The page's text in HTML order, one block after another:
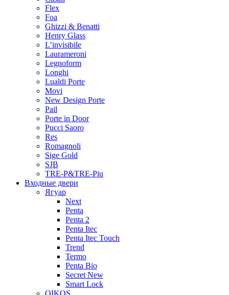
Flex
Foa
Ghizzi & Benatti
Henry Glass
L’invisibile
Laurameroni
Legnoform
Longhi
Lualdi Porte
Movi
New Design Porte
Pail
Porte in Door
Pucci Saoro
Res
Romagnoli
Sige Gold
SJB
TRE-P&TRE-Piu
Входные двери
Ягуар
Next
Penta
Penta 2
Penta Itec
Penta Itec Touch
Trend
Termo
Penta Bio
Secret New
Smart Lock
OIKOS